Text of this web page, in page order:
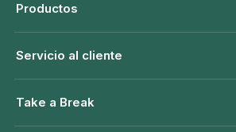
Productos
Servicio al cliente
Take a Break